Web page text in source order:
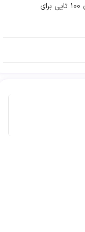
امکان بروزرسانی محصولات در دسته های 100 تایی برای